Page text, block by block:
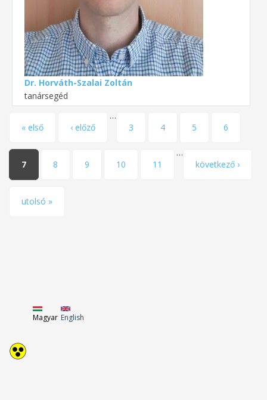
Dr. Horváth-Szalai Zoltán
tanársegéd
Oldalak
« első ‹ előző
…
3
4 5 6
7 8 9 10 11
…
következő ›
utolsó »
Magyar English